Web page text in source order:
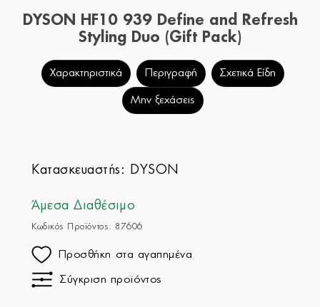
DYSON HF10 939 Define and Refresh
Styling Duo (Gift Pack)
Χαρακτηριστικά Περιγραφή Σχετικά Είδη
Μην ξεχάσεις
Κατασκευαστής: DYSON
Άμεσα Διαθέσιμο
Κωδικός Προϊόντος: 87606
Προσθήκη στα αγαπημένα
Σύγκριση προϊόντος